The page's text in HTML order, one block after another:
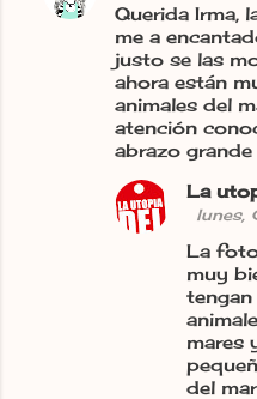
Querida Irma,
me a
justo se las
ahora están
animales del
atención
abrazo grande
La
La
muy
mares
del